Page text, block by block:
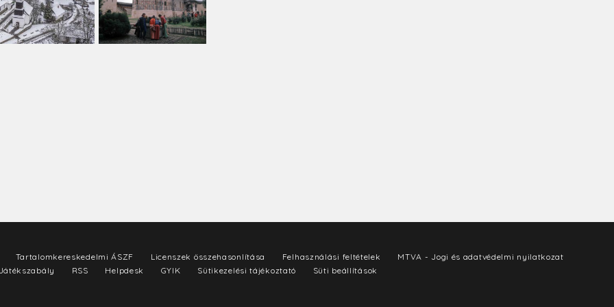
Tartalomkereskedelmi ÁSZF Licenszek összehasonlítása Felhasználási feltételek
MTVA - Jogi és adatvédelmi nyilatkozat
RSS Helpdesk GYIK Sütikezelési tájékoztató Süti beállítások